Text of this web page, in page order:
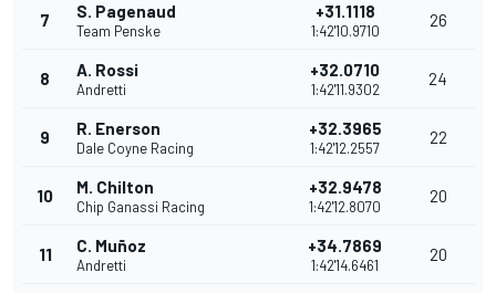
7 S. Pagenaud
Team Penske
+31.1118
1:42'10.9710
26
8 A. Rossi
Andretti
+32.0710
1:42'11.9302
24
9 R. Enerson
Dale Coyne Racing
+32.3965
1:42'12.2557
22
10 M. Chilton
Chip Ganassi Racing
+32.9478
1:42'12.8070
20
11 C. Muñoz
Andretti
+34.7869
1:42'14.6461
20